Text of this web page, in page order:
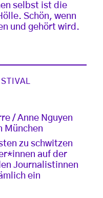
selbst ist die
Schön, wenn
und gehört wird.
/ Anne Nguyen
München
zu schwitzen
auf der
Journalistinnen
ein